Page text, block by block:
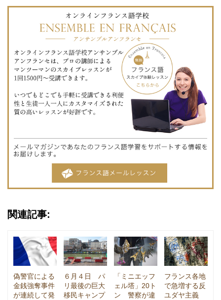
関連記事:
偽警官による
金銭強奪事件
が連続して発
６月４日 パ
リ最後の巨大
移民キャンプ
「ミニエッフ
ェル塔」20ト
ン 警察が違
フランス各地
で急増する反
ユダヤ主義